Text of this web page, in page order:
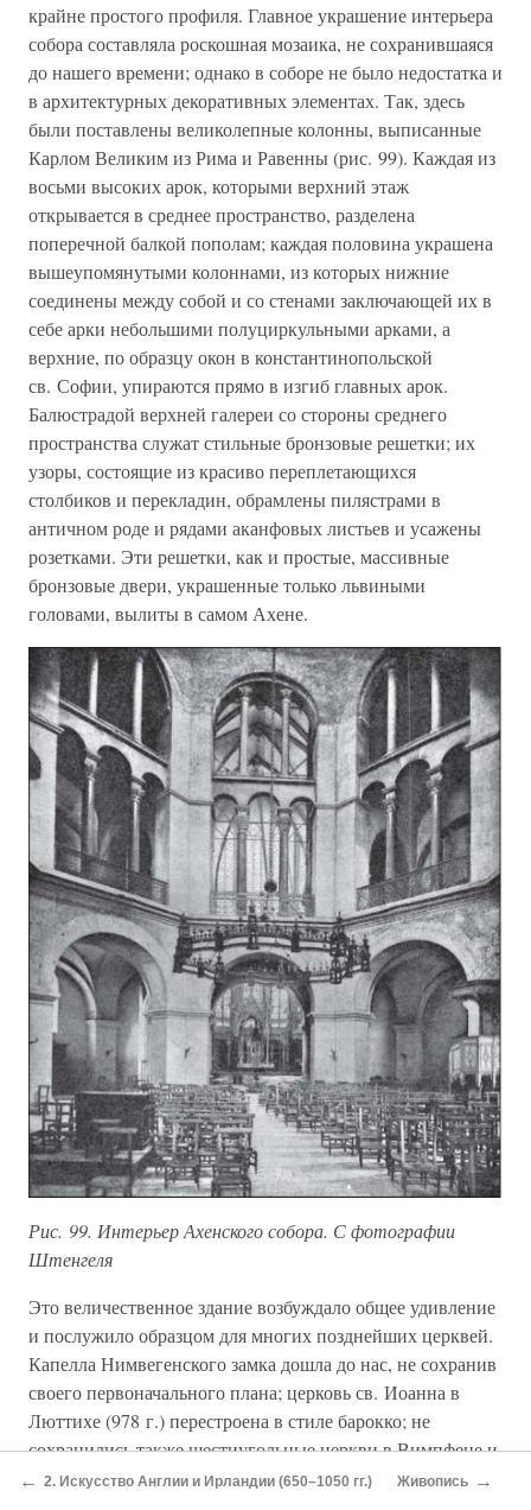
крайне простого профиля. Главное украшение интерьера
собора составляла роскошная мозаика, не сохранившаяся
до нашего времени; однако в соборе не было недостатка и
в архитектурных декоративных элементах. Так, здесь
были поставлены великолепные колонны, выписанные
Карлом Великим из Рима и Равенны (рис. 99). Каждая из
восьми высоких арок, которыми верхний этаж
открывается в среднее пространство, разделена
поперечной балкой пополам; каждая половина украшена
вышеупомянутыми колоннами, из которых нижние
соединены между собой и со стенами заключающей их в
себе арки небольшими полуциркульными арками, а
верхние, по образцу окон в константинопольской
св. Софии, упираются прямо в изгиб главных арок.
Балюстрадой верхней галереи со стороны среднего
пространства служат стильные бронзовые решетки; их
узоры, состоящие из красиво переплетающихся
столбиков и перекладин, обрамлены пилястрами в
античном роде и рядами аканфовых листьев и усажены
розетками. Эти решетки, как и простые, массивные
бронзовые двери, украшенные только львиными
головами, вылиты в самом Ахене.
Рис. 99. Интерьер Ахенского собора. С фотографии
Штенгеля
Это величественное здание возбуждало общее удивление
и послужило образцом для многих позднейших церквей.
Капелла Нимвегенского замка дошла до нас, не сохранив
своего первоначального плана; церковь св. Иоанна в
Люттихе (978 г.) перестроена в стиле барокко; не
сохранились также шестиугольные церкви в Вимпфене и
Меце (Фр. — Як. Шмидт называл их шестиугольными
← 2. Искусство Англии и Ирландии (650–1050 гг.) Живопись →